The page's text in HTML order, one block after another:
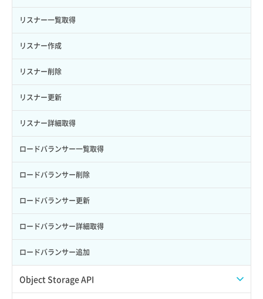
サーバーメタデータ取得
サーバーメタデータ更新（ネームタグ変更）
サーバー一覧取得
サーバー作成
サーバー再構築（OS再インストール）
サーバー利用状況グラフ（CPU）
サーバー利用状況グラフ（ディスクIO）
サーバー利用状況グラフ（トラフィック）
サーバー削除
サーバー操作（起動/停止/再起動/強制停止）
サーバー設定切替
ネットワーク作成（ローカルネットワーク用）
ネットワーク削除（ローカルネットワーク用）
ネットワーク詳細取得
ポート一覧取得
ポート作成（ローカルネットワーク用）
ポート作成（追加IP用）
ポート削除
ポート更新
ポート詳細取得
リスナー一覧取得
リスナー作成
リスナー削除
リスナー更新
リスナー詳細取得
ロードバランサー一覧取得
ロードバランサー削除
ロードバランサー更新
ロードバランサー詳細取得
ロードバランサー追加
Object Storage API